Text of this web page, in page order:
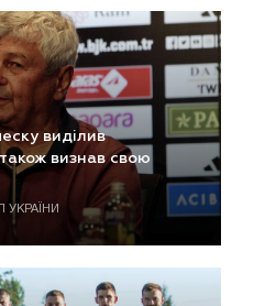
виділив
визнав свою
УКРАЇНИ